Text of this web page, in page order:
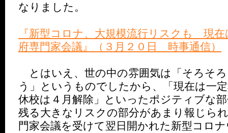
なりました。
『新型コロナ、大規模流行リスクも 現
府専門家会議』（３月２０日 時事通信）
とはいえ、世の中の雰囲気は「そろそ
う」というものでしたから、「現在は一
休校は４月解除」といったポジティブな
残る大きなリスクの部分があまり報じら
門家会議を受けて翌日開かれた新型コロ